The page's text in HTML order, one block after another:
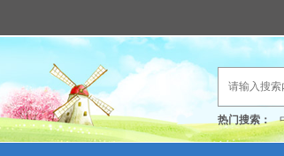
热门搜索：